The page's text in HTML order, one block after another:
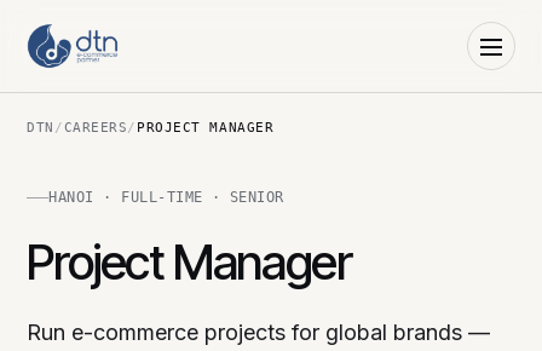
DTN /CAREERS/ PROJECT MANAGER
HANOI · FULL-TIME · SENIOR
Project Manager
Run e-commerce projects for global brands —